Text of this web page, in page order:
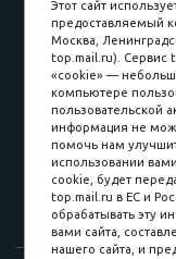
Этот сайт
предоставляемый
Москва,
top.mail.ru). Сервис
«cookie» —
компьютере
пользовательской
информация не
помочь нам
использовании
cookie, будет
top.mail.ru в ЕС и
обрабатывать эту
вами сайта,
нашего сайта, и